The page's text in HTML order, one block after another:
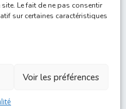
Le fait de ne pas consentir
sur certaines caractéristiques
Voir les préférences